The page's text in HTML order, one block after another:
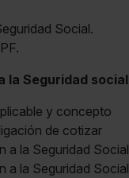
Social.
la Seguridad
y concepto
de cotizar
a la Seguridad
a la Seguridad